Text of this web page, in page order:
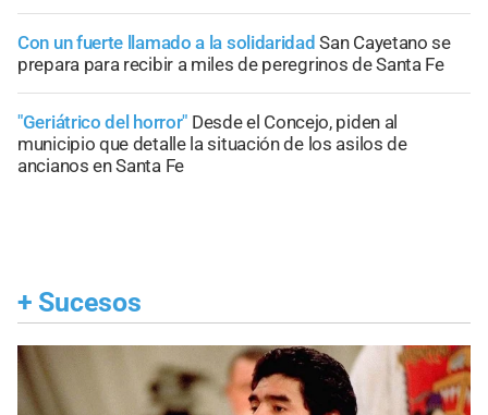
Con un fuerte llamado a la solidaridad San Cayetano se
prepara para recibir a miles de peregrinos de Santa Fe
"Geriátrico del horror" Desde el Concejo, piden al
municipio que detalle la situación de los asilos de
ancianos en Santa Fe
+ Sucesos